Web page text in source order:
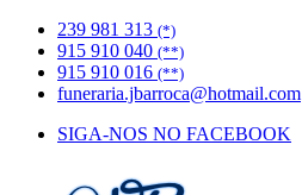
239 981 313 (*)
915 910 040 (**)
915 910 016 (**)
funeraria.jbarroca@hotmail.com
SIGA-NOS NO FACEBOOK